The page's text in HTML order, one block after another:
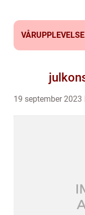
19 september 2023